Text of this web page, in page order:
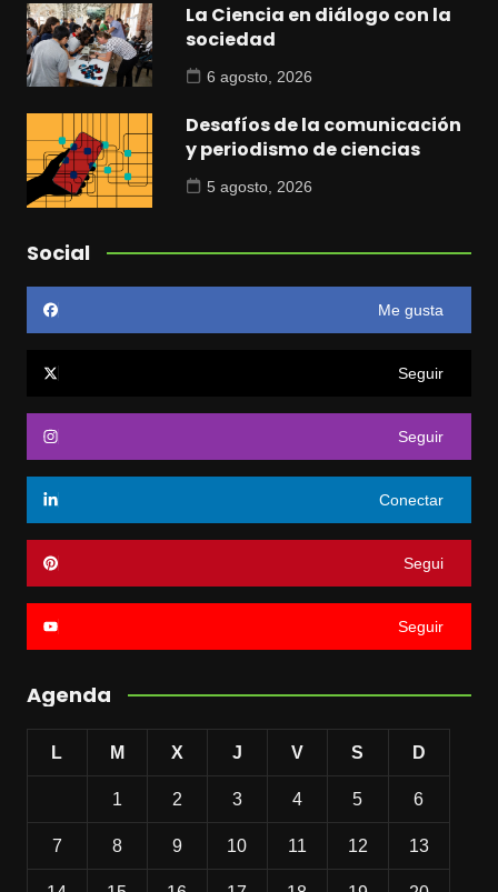
La Ciencia en diálogo con la
sociedad
6 agosto, 2026
Desafíos de la comunicación
y periodismo de ciencias
5 agosto, 2026
Social
Me gusta
Seguir
Seguir
Conectar
Segui
Seguir
Agenda
L M X J V S D
1 2 3 4 5 6
7 8 9 10 11 12 13